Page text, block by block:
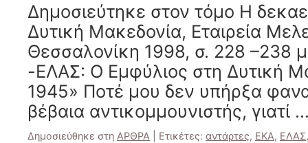
Δημοσιεύτηκε στον τόμο Η
Δυτική Μακεδονία, Εταιρεία
Θεσσαλονίκη 1998, σ. 228 –238
-ΕΛΑΣ: Ο Εμφύλιος στη Δυτική
1945» Ποτέ μου δεν υπήρξα
βέβαια αντικομμουνιστής, γιατί
Δημοσιεύθηκε στη ΑΡΘΡΑ Ετικέτες: αντάρτες, ΕΚΑ, ΕΛΑΣ